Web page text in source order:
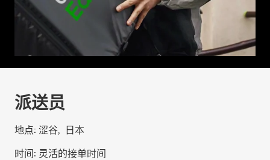
派送员
地点: 涩谷, 日本
时间: 灵活的接单时间